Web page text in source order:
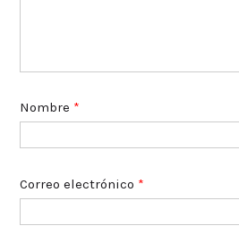
Nombre *
Correo electrónico *